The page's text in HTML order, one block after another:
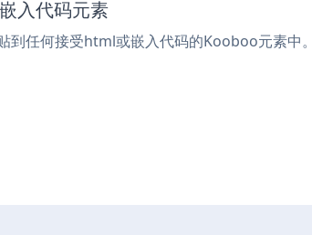
入代码元素
任何接受html或嵌入代码的Kooboo元素中